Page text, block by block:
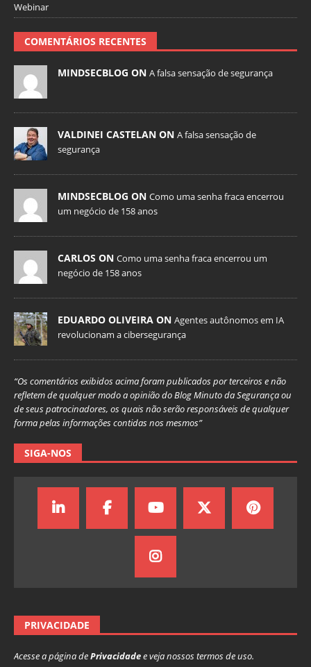
Webinar
COMENTÁRIOS RECENTES
MINDSECBLOG ON A falsa sensação de segurança
VALDINEI CASTELAN ON A falsa sensação de
segurança
MINDSECBLOG ON Como uma senha fraca encerrou
um negócio de 158 anos
CARLOS ON Como uma senha fraca encerrou um
negócio de 158 anos
EDUARDO OLIVEIRA ON Agentes autônomos em IA
revolucionam a cibersegurança
“Os comentários exibidos acima foram publicados por terceiros e não
refletem de qualquer modo a opinião do Blog Minuto da Segurança ou
de seus patrocinadores, os quais não serão responsáveis de qualquer
forma pelas informações contidas nos mesmos”
SIGA-NOS
PRIVACIDADE
Acesse a página dePrivacidadee veja nossos termos de uso.